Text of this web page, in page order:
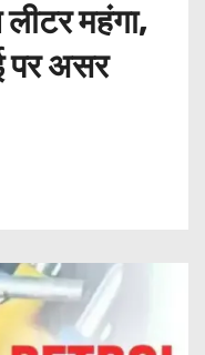
महंगा,
पर असर